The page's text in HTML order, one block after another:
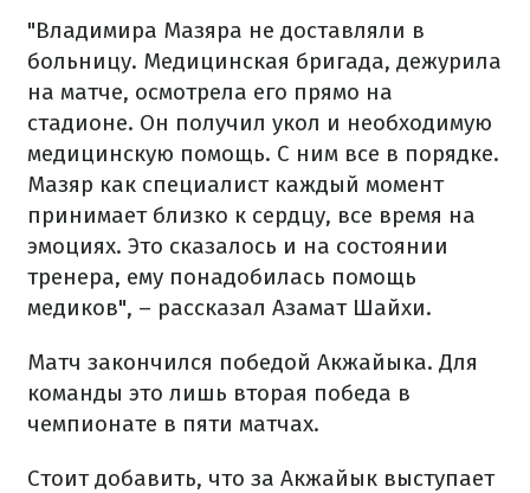
"Владимира Мазяра не доставляли в
больницу. Медицинская бригада, дежурила
на матче, осмотрела его прямо на
стадионе. Он получил укол и необходимую
медицинскую помощь. С ним все в порядке.
Мазяр как специалист каждый момент
принимает близко к сердцу, все время на
эмоциях. Это сказалось и на состоянии
тренера, ему понадобилась помощь
медиков", – рассказал Азамат Шайхи.
Матч закончился победой Акжайыка. Для
команды это лишь вторая победа в
чемпионате в пяти матчах.
Стоит добавить, что за Акжайык выступает